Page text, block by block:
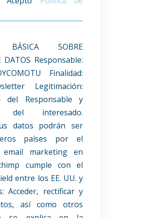
BÁSICA SOBRE
DATOS Responsable:
Finalidad:
Legitimación:
del Responsable y
del interesado.
datos podrán ser
países por el
marketing en
cumple con el
entre los EE. UU. y
Acceder, rectificar y
así como otros